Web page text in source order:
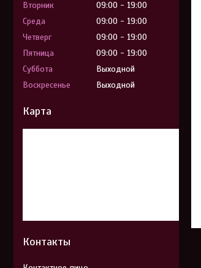
Вторник
09:00
19:00
Среда
09:00
19:00
Четверг
09:00
19:00
Пятница
09:00
19:00
Суббота
Выходной
Воскресенье
Выходной
Карта
Контакты